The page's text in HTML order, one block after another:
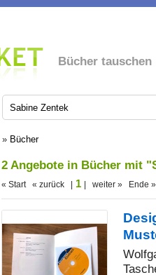
Bücher tauschen
» Bücher
2 Angebote in Bücher mit
« Start « zurück | 1 | weiter » Ende »